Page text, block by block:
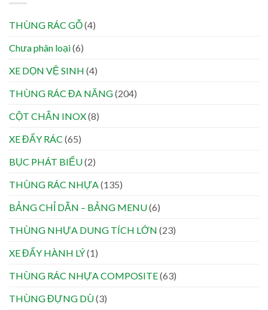
THÙNG RÁC GỖ(4)
Chưa phân loại(6)
XE DỌN VỆ SINH (4)
THÙNG RÁC ĐA NĂNG(204)
CỘT CHẮN INOX(8)
XE ĐẨY RÁC (65)
BỤC PHÁT BIỂU(2)
THÙNG RÁC NHỰA(135)
BẢNG CHỈ DẪN – BẢNG MENU(6)
THÙNG NHỰA DUNG TÍCH LỚN (23)
XE ĐẨY HÀNH LÝ(1)
THÙNG RÁC NHỰA COMPOSITE(63)
THÙNG ĐỰNG DÙ(3)